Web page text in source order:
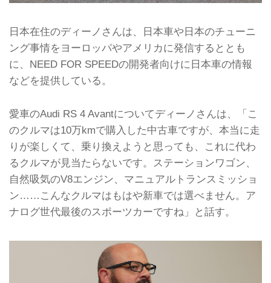
日本在住のディーノさんは、日本車や日本のチューニ
ング事情をヨーロッパやアメリカに発信するととも
に、NEED FOR SPEEDの開発者向けに日本車の情報
などを提供している。
愛車のAudi RS 4 Avantについてディーノさんは、「こ
のクルマは10万kmで購入した中古車ですが、本当に走
りが楽しくて、乗り換えようと思っても、これに代わ
るクルマが見当たらないです。ステーションワゴン、
自然吸気のV8エンジン、マニュアルトランスミッショ
ン……こんなクルマはもはや新車では選べません。ア
ナログ世代最後のスポーツカーですね」と話す。